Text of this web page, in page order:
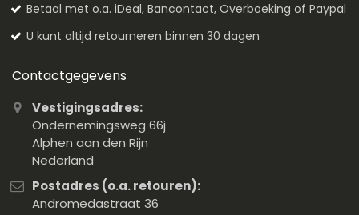
Betaal met o.a. iDeal, Bancontact, Overboeking of Paypal
U kunt altijd retourneren binnen 30 dagen
Contactgegevens
Vestigingsadres:
Ondernemingsweg 66j
Alphen aan den Rijn
Nederland
Postadres (o.a. retouren):
Andromedastraat 36